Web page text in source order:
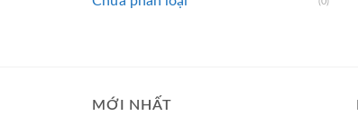
MỚI NHẤT